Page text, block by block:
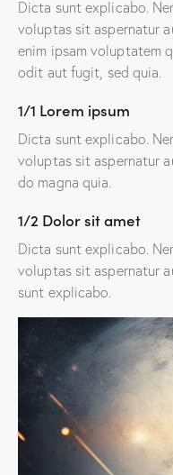
Dicta sunt explicabo.
voluptas sit aspernatur
enim ipsam voluptatem
odit aut fugit, sed quia.
1/1 Lorem ipsum
Dicta sunt explicabo.
voluptas sit aspernatur
do magna quia.
1/2 Dolor sit amet
Dicta sunt explicabo.
voluptas sit aspernatur
sunt explicabo.